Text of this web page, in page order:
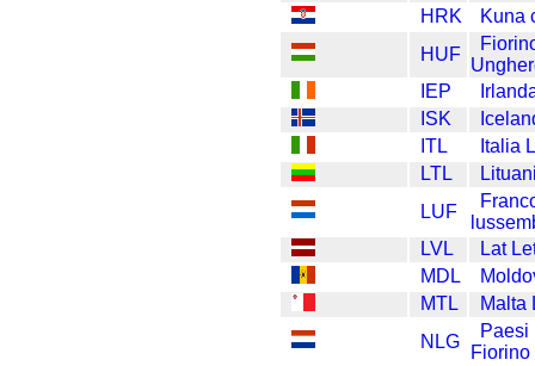
HRK
Kuna
HUF
IEP
ISK
ITL
Italia
LTL
LUF
LVL
Lat
MDL
MTL
Malta
NLG
Paesi
Fiorino